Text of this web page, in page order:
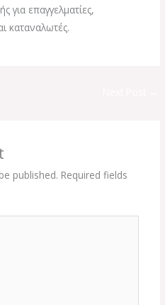
για επαγγελματίες,
καταναλωτές.
published. Required fields